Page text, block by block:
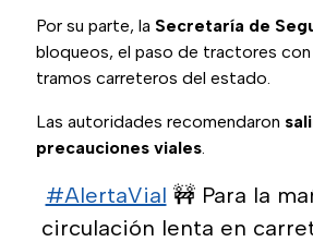
Por su parte, la Secretaría de
bloqueos, el paso de tractores con
tramos carreteros del estado.
Las autoridades recomendaron
precauciones viales
#AlertaVial 🚧 Para la
circulación lenta en